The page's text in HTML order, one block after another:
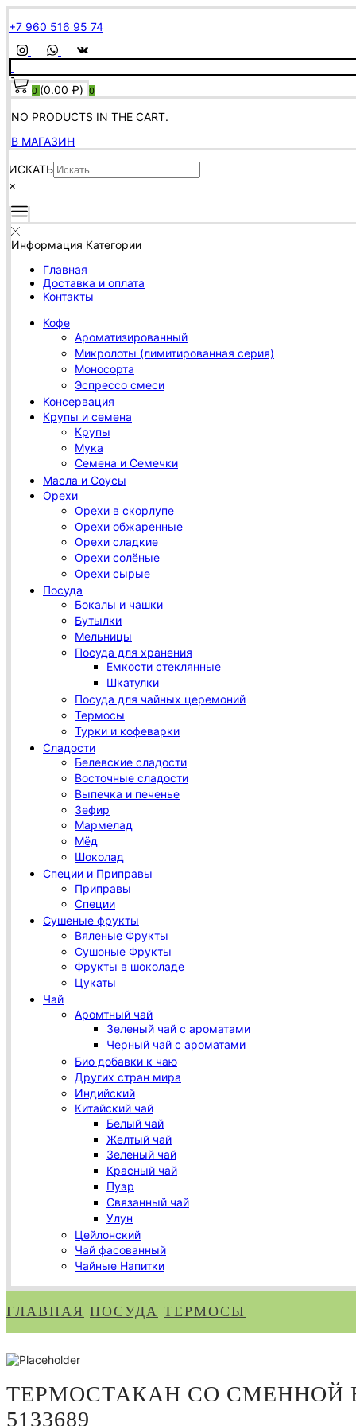
+7 960 516 95 74
0 (0.00₽) 0
NO PRODUCTS IN THE CART.
В МАГАЗИН
ИСКАТЬ
×
Информация Категории
Главная
Доставка и оплата
Контакты
Кофе
Ароматизированный
Микролоты (лимитированная серия)
Моносорта
Эспрессо смеси
Консервация
Крупы и семена
Крупы
Мука
Семена и Семечки
Масла и Соусы
Орехи
Орехи в скорлупе
Орехи обжаренные
Орехи сладкие
Орехи солёные
Орехи сырые
Посуда
Бокалы и чашки
Бутылки
Мельницы
Посуда для хранения
Емкости стеклянные
Шкатулки
Посуда для чайных церемоний
Термосы
Турки и кофеварки
Сладости
Белевские сладости
Восточные сладости
Выпечка и печенье
Зефир
Мармелад
Мёд
Шоколад
Специи и Приправы
Приправы
Специи
Сушеные фрукты
Вяленые Фрукты
Сушоные Фрукты
Фрукты в шоколаде
Цукаты
Чай
Аромтный чай
Зеленый чай с ароматами
Черный чай с ароматами
Био добавки к чаю
Других стран мира
Индийский
Китайский чай
Белый чай
Желтый чай
Зеленый чай
Красный чай
Пуэр
Связанный чай
Улун
Цейлонский
Чай фасованный
Чайные Напитки
ГЛАВНАЯ ПОСУДА ТЕРМОСЫ
ТЕРМОСТАКАН СО СМЕННОЙ
5133689